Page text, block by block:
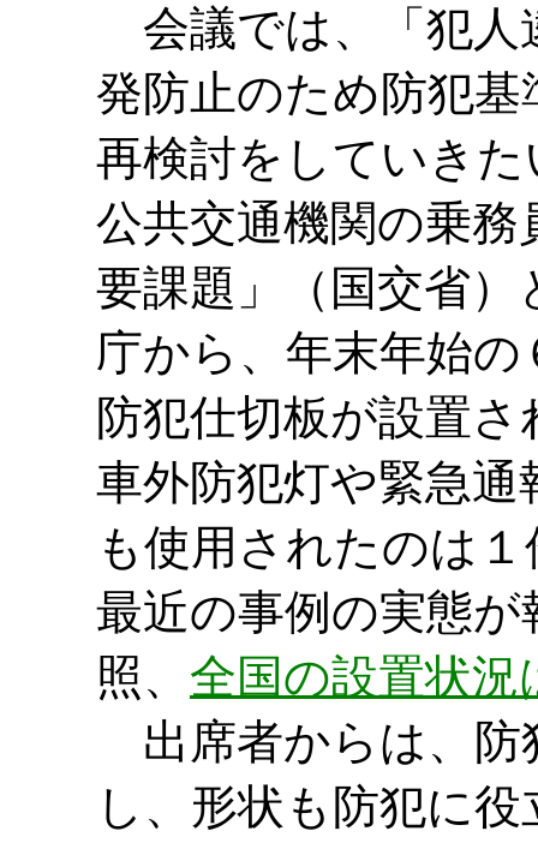
会議では、「犯人
発防止のため防犯
再検討をしていき
公共交通機関の乗
要課題」（国交省
庁から、年末年始
防犯仕切板が設置
車外防犯灯や緊急
も使用されたのは
最近の事例の実態
照、 全国の設置状
出席者からは、防
し、形状も防犯に